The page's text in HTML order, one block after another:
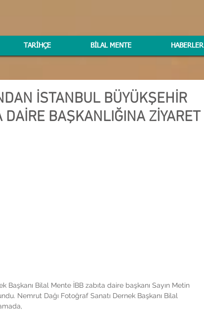
TARİHÇE BİLAL MENTE HABERLER
İSTANBUL BÜYÜKŞEHİR
DAİRE BAŞKANLIĞINA ZİYARET
Başkanı Bilal Mente İBB zabıta daire başkanı Sayın Metin
Nemrut Dağı Fotoğraf Sanatı Dernek Başkanı Bilal